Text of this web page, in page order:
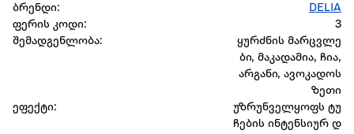
ბრენდი:
DELIA
ფერის კოდი:
3
შემადგენლობა:
ყურძნის მარცვლე
ბი, მაკადამია, ჩია,
არგანი, ავოკადოს
ზეთი
ეფექტი:
უზრუნველყოფს ტუ
ჩების ინტენსიურ დ